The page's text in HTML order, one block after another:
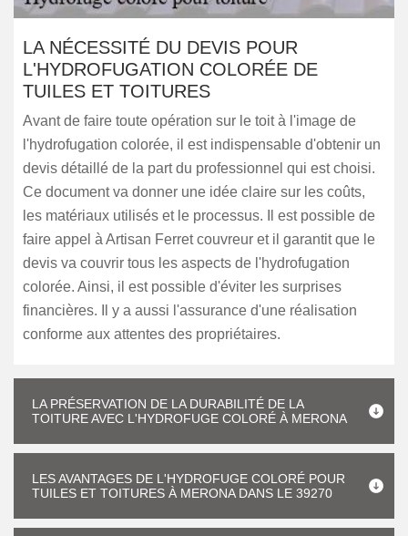
LA NÉCESSITÉ DU DEVIS POUR
L'HYDROFUGATION COLORÉE DE
TUILES ET TOITURES
Avant de faire toute opération sur le toit à l'image de
l'hydrofugation colorée, il est indispensable d'obtenir un
devis détaillé de la part du professionnel qui est choisi.
Ce document va donner une idée claire sur les coûts,
les matériaux utilisés et le processus. Il est possible de
faire appel à Artisan Ferret couvreur et il garantit que le
devis va couvrir tous les aspects de l'hydrofugation
colorée. Ainsi, il est possible d'éviter les surprises
financières. Il y a aussi l'assurance d'une réalisation
conforme aux attentes des propriétaires.
LA PRÉSERVATION DE LA DURABILITÉ DE LA
TOITURE AVEC L'HYDROFUGE COLORÉ À MERONA
LES AVANTAGES DE L'HYDROFUGE COLORÉ POUR
TUILES ET TOITURES À MERONA DANS LE 39270